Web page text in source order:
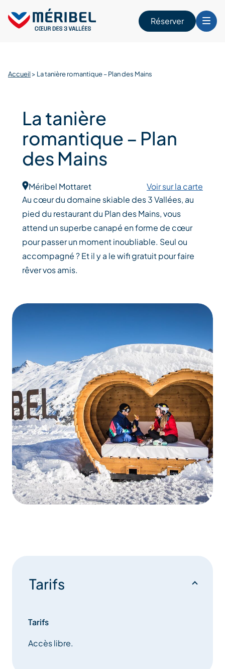
content
Réserver
Accueil > La tanière romantique – Plan des Mains
Tarifs
Tarifs
Accès libre.
La tanière
romantique – Plan
des Mains
Méribel Mottaret
Voir sur la carte
Au cœur du domaine skiable des 3 Vallées, au
pied du restaurant du Plan des Mains, vous
attend un superbe canapé en forme de cœur
pour passer un moment inoubliable. Seul ou
accompagné ? Et il y a le wifi gratuit pour faire
rêver vos amis.